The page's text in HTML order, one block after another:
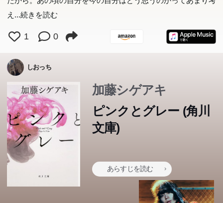
え ...続きを読む
1 0
しおっち
加藤シゲアキ
ピンクとグレー (角川
文庫)
あらすじを読む